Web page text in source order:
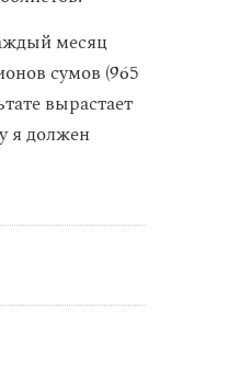
месяц
сумов (965
вырастает
я должен